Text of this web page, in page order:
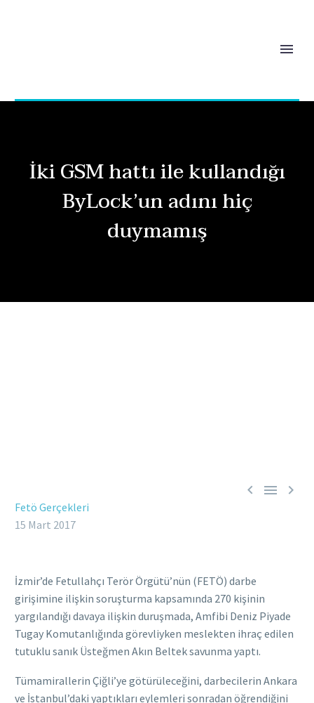
İki GSM hattı ile kullandığı
ByLock’un adını hiç
duymamış
  
Fetö Gerçekleri
15 Mart 2017
İzmir’de Fetullahçı Terör Örgütü’nün (FETÖ) darbe
girişimine ilişkin soruşturma kapsamında 270 kişinin
yargılandığı davaya ilişkin duruşmada, Amfibi Deniz Piyade
Tugay Komutanlığında görevliyken meslekten ihraç edilen
tutuklu sanık Üsteğmen Akın Beltek savunma yaptı.
Tümamirallerin Çiğli’ye götürüleceğini, darbecilerin Ankara
ve İstanbul’daki yaptıkları eylemleri sonradan öğrendiğini